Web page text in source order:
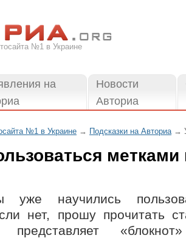
№1 в Украине
на
Новости
Авториа
№1 в Украине → Подсказки на Авториа→
метками
научились
нет, прошу прочитать